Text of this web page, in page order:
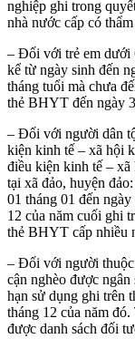
nghiệp ghi trong
nhà nước cấp có
– Đối với trẻ em dưới
kể từ ngày sinh đến
tháng tuổi mà chưa
thẻ BHYT đến ngày
– Đối với người dân
kiện kinh tế – xã hội
điều kiện kinh tế – xã
tại xã đảo, huyện
01 tháng 01 đến
12 của năm cuối ghi
thẻ BHYT cấp nhiều
– Đối với người thuộc
cận nghèo được
hạn sử dụng ghi trên
tháng 12 của năm
được danh sách đối